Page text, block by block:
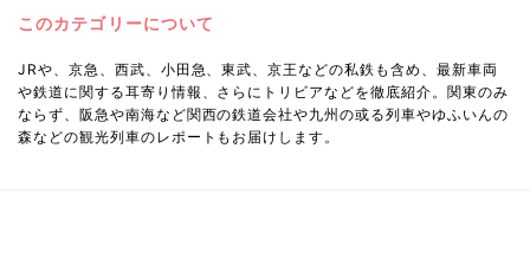
このカテゴリーについて
JRや、京急、西武、小田急、東武、京王などの私鉄も含め、最新車両
や鉄道に関する耳寄り情報、さらにトリビアなどを徹底紹介。関東のみ
ならず、阪急や南海など関西の鉄道会社や九州の或る列車やゆふいんの
森などの観光列車のレポートもお届けします。